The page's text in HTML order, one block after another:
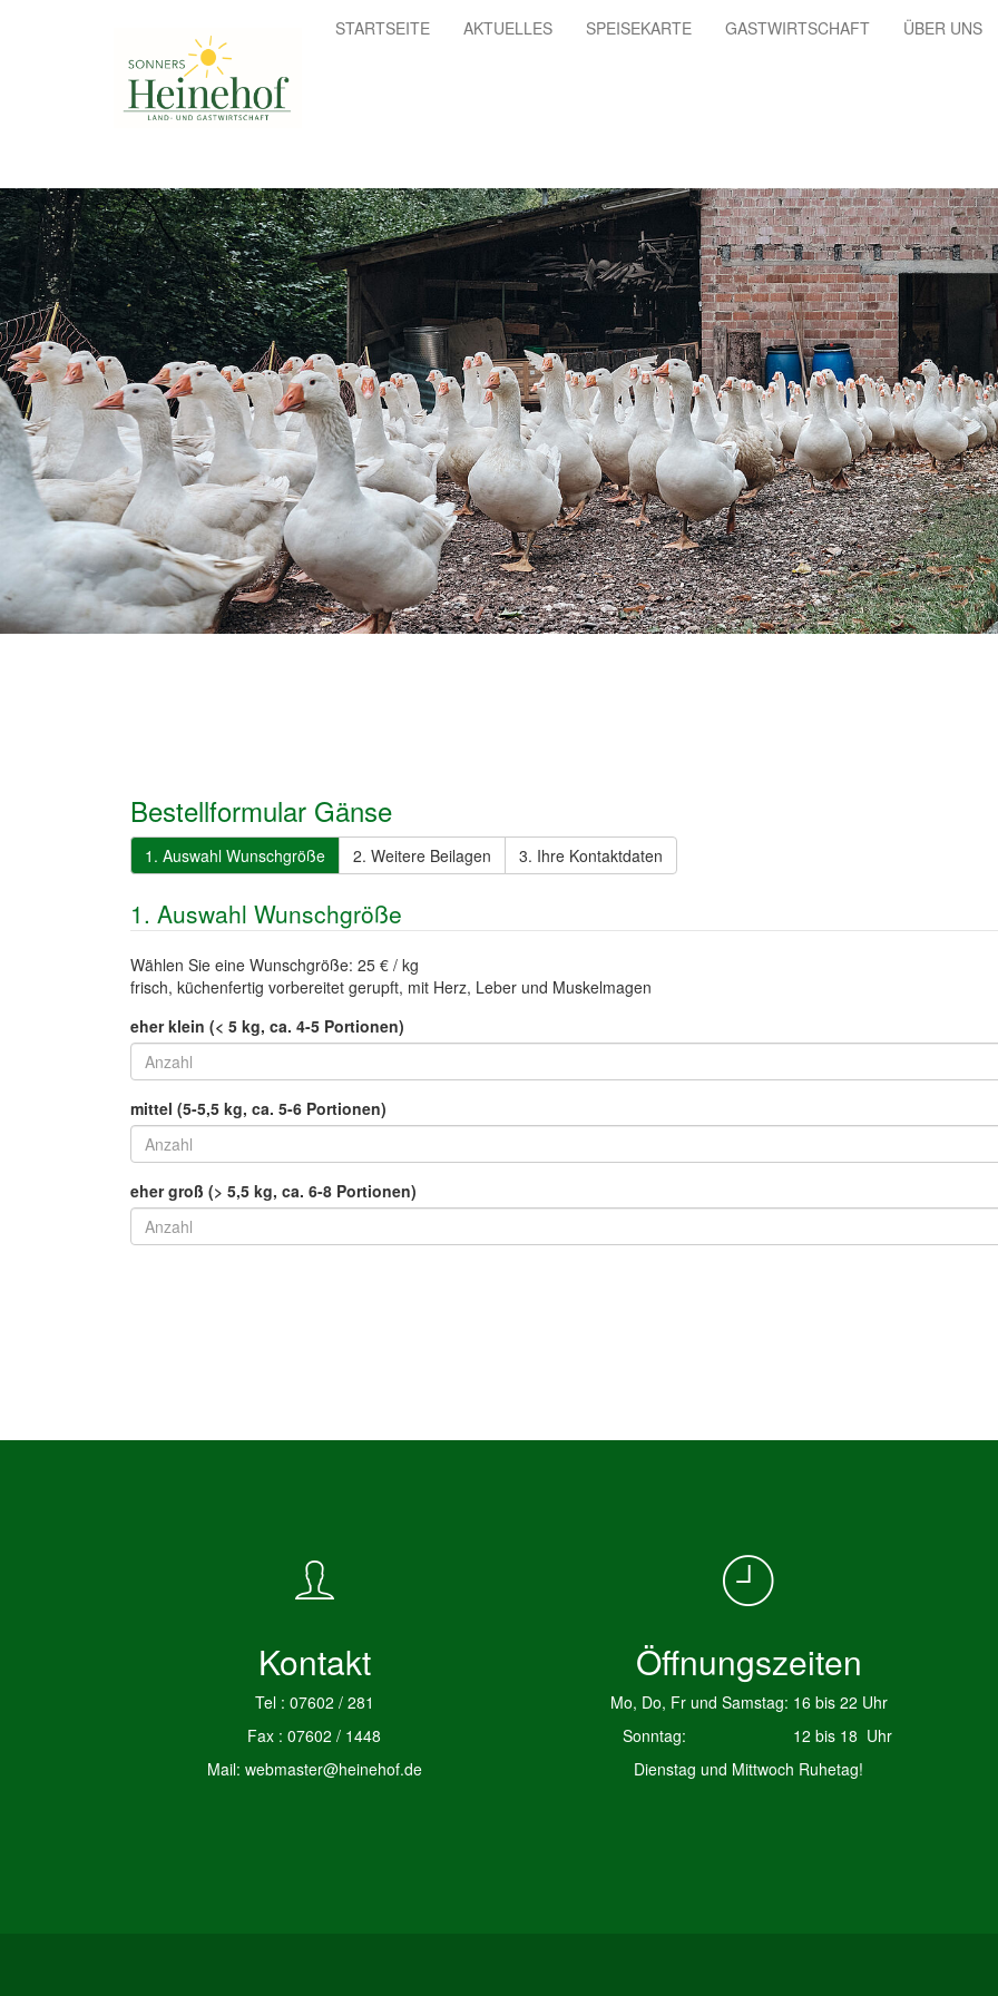
STARTSEITE AKTUELLES SPEISEKARTE GASTWIRTSCHAFT ÜBER UNS
Bestellformular Gänse
1. Auswahl Wunschgröße 2. Weitere Beilagen 3. Ihre Kontaktdaten
1. Auswahl Wunschgröße
Wählen Sie eine Wunschgröße: 25 € / kg
frisch, küchenfertig vorbereitet gerupft, mit Herz, Leber und Muskelmagen
eher klein (< 5 kg, ca. 4-5 Portionen)
mittel (5-5,5 kg, ca. 5-6 Portionen)
eher groß (> 5,5 kg, ca. 6-8 Portionen)
Kontakt
Tel : 07602 / 281
Fax : 07602 / 1448
Mail: webmaster@heinehof.de
Öffnungszeiten
Mo, Do, Fr und Samstag: 16 bis 22 Uhr
Sonntag: 12 bis 18 Uhr
Dienstag und Mittwoch Ruhetag!